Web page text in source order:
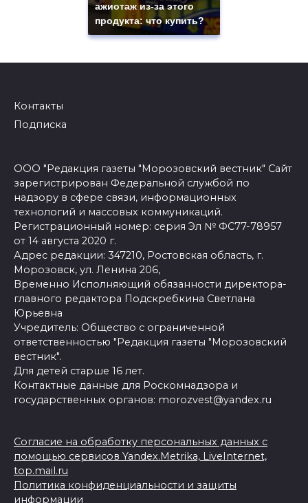
ажиотаж из-за этого
продукта: что купить?
Контакты
Подписка
ООО "Редакция газеты "Морозовский вестник" Сайт
зарегистрирован Федеральной службой по
надзору в сфере связи, информационных
технологий и массовых коммуникаций.
Регистрационный номер: серия Эл № ФС77-78957
от 14 августа 2020 г.
Адрес редакции: 347210, Ростовская область, г.
Морозовск, ул. Ленина 206,
Временно Исполняющий обязанности директора-
главного редактора Подскребкина Светлана
Юрьевна
Учредитель: Общество с ограниченной
ответственностью "Редакция газеты "Морозовский
вестник".
Для детей старше 16 лет.
Контактные данные для Роскомнадзора и
государственных органов: morozvest@yandex.ru
Согласие на обработку персональных данных с
помощью сервисов Yandex.Metrika, LiveInternet,
top.mail.ru
Политика конфиденциальности и защиты
информации